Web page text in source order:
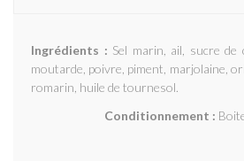
Ingrédients : Sel marin, ail, sucre de
moutarde, poivre, piment, marjolaine,
romarin, huile de tournesol.
Conditionnement :